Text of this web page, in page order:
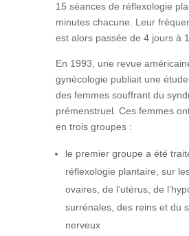
15 séances de réflexologie
minutes chacune. Leur
est alors passée de 4 jours à
En 1993, une revue
gynécologie publiait une
des femmes souffrant du
prémenstruel. Ces femmes
en trois groupes :
le premier groupe a été
réflexologie plantaire, sur
ovaires, de l’utérus, de
surrénales, des reins et du
nerveux